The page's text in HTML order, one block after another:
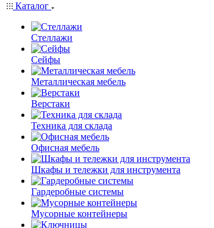
Каталог
Стеллажи
Сейфы
Металлическая мебель
Верстаки
Техника для склада
Офисная мебель
Шкафы и тележки для инструмента
Гардеробные системы
Мусорные контейнеры